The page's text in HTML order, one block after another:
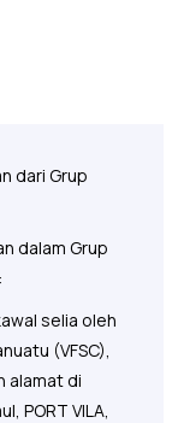
dari Grup
dalam Grup
selia oleh
(VFSC),
alamat di
PORT VILA,